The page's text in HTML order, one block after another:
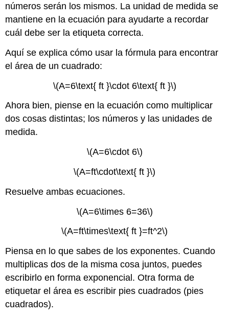
números serán los mismos. La unidad de medida se
mantiene en la ecuación para ayudarte a recordar
cuál debe ser la etiqueta correcta.
Aquí se explica cómo usar la fórmula para encontrar
el área de un cuadrado:
\(A=6\text{ ft }\cdot 6\text{ ft }\)
Ahora bien, piense en la ecuación como multiplicar
dos cosas distintas; los números y las unidades de
medida.
\(A=6\cdot 6\)
\(A=ft\cdot\text{ ft }\)
Resuelve ambas ecuaciones.
\(A=6\times 6=36\)
\(A=ft\times\text{ ft }=ft^2\)
Piensa en lo que sabes de los exponentes. Cuando
multiplicas dos de la misma cosa juntos, puedes
escribirlo en forma exponencial. Otra forma de
etiquetar el área es escribir pies cuadrados (pies
cuadrados).